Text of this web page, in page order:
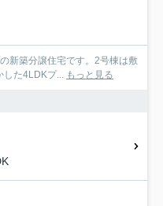
新築分譲住宅です。2号棟は敷
した4LDKプ... もっと見る